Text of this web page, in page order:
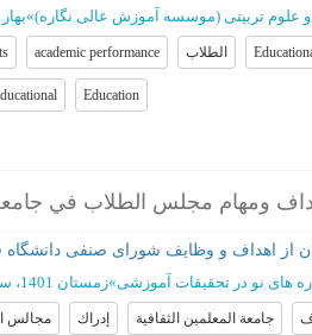
علوم تربیتی (موسسه آموزش عالی نگاره)»بهار 1404 - شماره 90
academic performance الطلاب
Education
ومهام مجلس الطلاب في جامعة
از اهداف و وظایف شورای صنفی دانشگاه
های نو در تحقیقات آموزشی»زمستان 1401، سال اول - شماره 2
مجالس إدراك جامعة المعلمين الثقافية